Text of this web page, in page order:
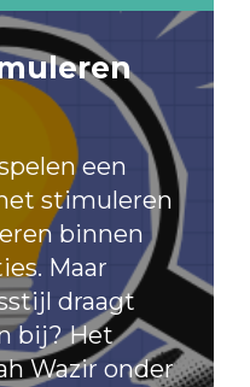
een
stimuleren
binnen
Maar
draagt
bij? Het
Wazir onder